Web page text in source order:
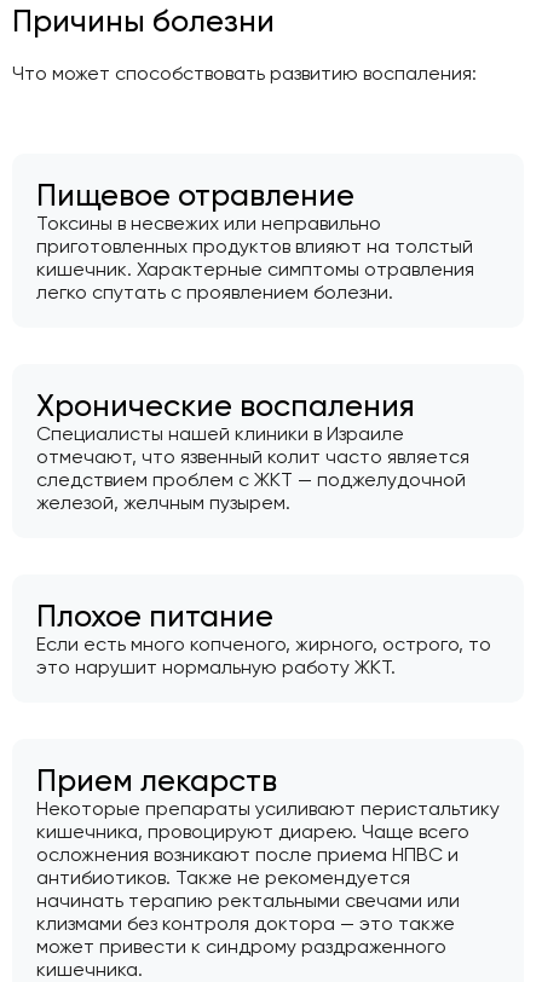
Причины болезни
Что может способствовать развитию воспаления:
Пищевое отравление
Токсины в несвежих или неправильно
приготовленных продуктов влияют на толстый
кишечник. Характерные симптомы отравления
легко спутать с проявлением болезни.
Хронические воспаления
Специалисты нашей клиники в Израиле
отмечают, что язвенный колит часто является
следствием проблем с ЖКТ — поджелудочной
железой, желчным пузырем.
Плохое питание
Если есть много копченого, жирного, острого, то
это нарушит нормальную работу ЖКТ.
Прием лекарств
Некоторые препараты усиливают перистальтику
кишечника, провоцируют диарею. Чаще всего
осложнения возникают после приема НПВС и
антибиотиков. Также не рекомендуется
начинать терапию ректальными свечами или
клизмами без контроля доктора — это также
может привести к синдрому раздраженного
кишечника.